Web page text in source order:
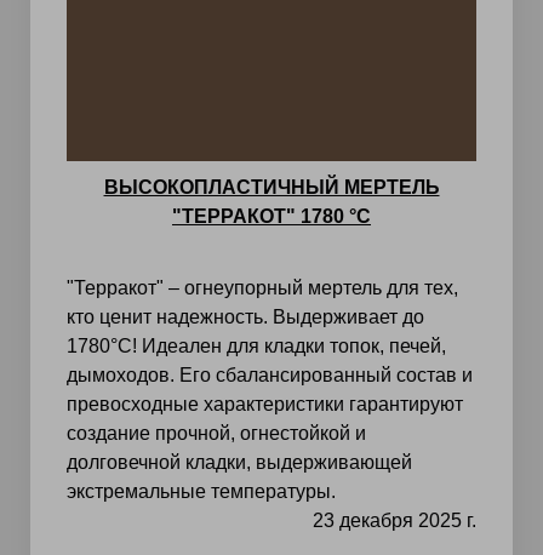
ВЫСОКОПЛАСТИЧНЫЙ МЕРТЕЛЬ
"ТЕРРАКОТ" 1780 °C
"Терракот" – огнеупорный мертель для тех,
кто ценит надежность. Выдерживает до
1780°С! Идеален для кладки топок, печей,
дымоходов. Его сбалансированный состав и
превосходные характеристики гарантируют
создание прочной, огнестойкой и
долговечной кладки, выдерживающей
экстремальные температуры.
23 декабря 2025 г.